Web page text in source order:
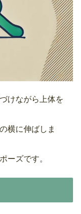
けながら上体を
横に伸ばしま
ーズです。